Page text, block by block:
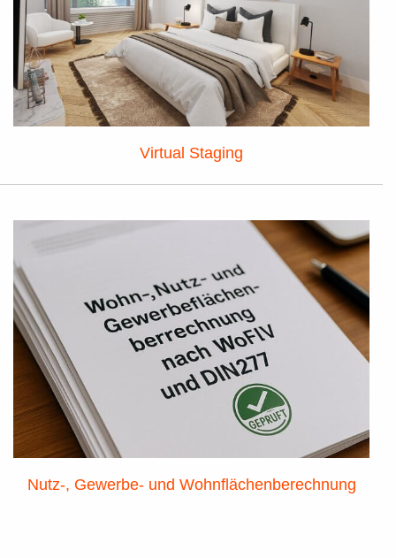
Virtual Staging
Nutz-, Gewerbe- und Wohnflächenberechnung